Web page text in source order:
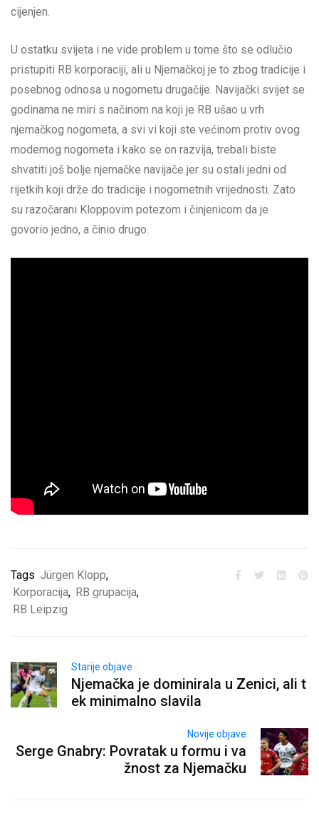
cijenjen.
U ostatku svijeta i ne vide problem u tome što se odlučio
pristupiti RB korporaciji, ali u Njemačkoj je to zbog tradicije i
posebnog odnosa u nogometu drugačije. Navijački svijet se
godinama ne miri s načinom na koji je RB ušao u vrh
njemačkog nogometa, a svi vi koji ste većinom protiv ovog
modernog nogometa i kako se on razvija, trebali biste
shvatiti još bolje njemačke navijače jer su ostali jedni od
rijetkih koji drže do tradicije i nogometnih vrijednosti. Zato
su razočarani Kloppovim potezom i činjenicom da je
govorio jedno, a činio drugo.
Tags Jürgen Klopp,
Korporacija, RB grupacija,
RB Leipzig
Starije objave
Njemačka je dominirala u Zenici, ali t
ek minimalno slavila
Novije objave
Serge Gnabry: Povratak u formu i va
žnost za Njemačku